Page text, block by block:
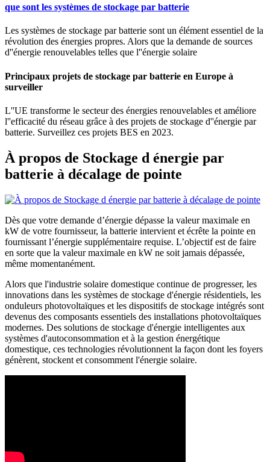
que sont les systèmes de stockage par batterie
Les systèmes de stockage par batterie sont un élément essentiel de la
révolution des énergies propres. Alors que la demande de sources
d''énergie renouvelables telles que l''énergie solaire
Principaux projets de stockage par batterie en Europe à
surveiller
L''UE transforme le secteur des énergies renouvelables et améliore
l''efficacité du réseau grâce à des projets de stockage d''énergie par
batterie. Surveillez ces projets BES en 2023.
À propos de Stockage d énergie par
batterie à décalage de pointe
Dès que votre demande d’énergie dépasse la valeur maximale en
kW de votre fournisseur, la batterie intervient et écrête la pointe en
fournissant l’énergie supplémentaire requise. L’objectif est de faire
en sorte que la valeur maximale en kW ne soit jamais dépassée,
même momentanément.
Alors que l'industrie solaire domestique continue de progresser, les
innovations dans les systèmes de stockage d'énergie résidentiels, les
onduleurs photovoltaïques et les dispositifs de stockage intégrés sont
devenus des composants essentiels des installations photovoltaïques
modernes. Des solutions de stockage d'énergie intelligentes aux
systèmes d'autoconsommation et à la gestion énergétique
domestique, ces technologies révolutionnent la façon dont les foyers
génèrent, stockent et consomment l'énergie solaire.